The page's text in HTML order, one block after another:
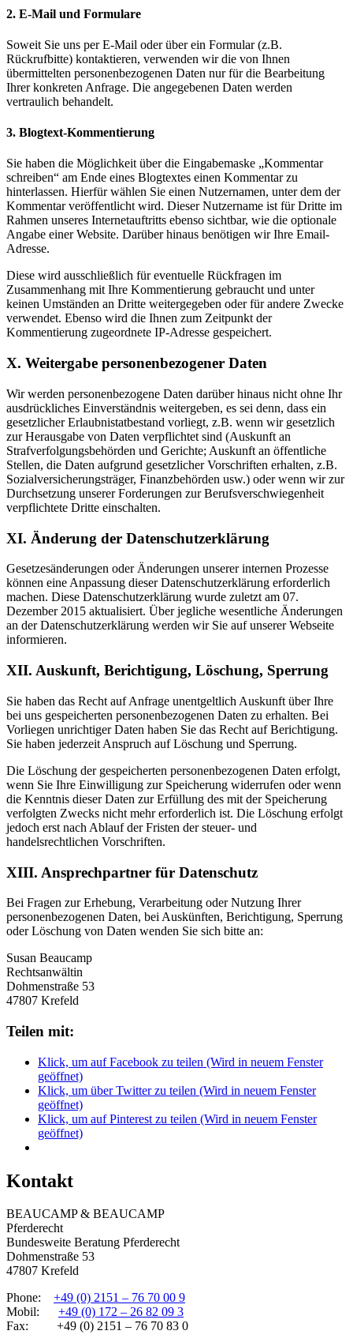
2. E-Mail und Formulare
Soweit Sie uns per E-Mail oder über ein Formular (z.B.
Rückrufbitte) kontaktieren, verwenden wir die von Ihnen
übermittelten personenbezogenen Daten nur für die Bearbeitung
Ihrer konkreten Anfrage. Die angegebenen Daten werden
vertraulich behandelt.
3. Blogtext-Kommentierung
Sie haben die Möglichkeit über die Eingabemaske „Kommentar
schreiben“ am Ende eines Blogtextes einen Kommentar zu
hinterlassen. Hierfür wählen Sie einen Nutzernamen, unter dem der
Kommentar veröffentlicht wird. Dieser Nutzername ist für Dritte im
Rahmen unseres Internetauftritts ebenso sichtbar, wie die optionale
Angabe einer Website. Darüber hinaus benötigen wir Ihre Email-
Adresse.
Diese wird ausschließlich für eventuelle Rückfragen im
Zusammenhang mit Ihre Kommentierung gebraucht und unter
keinen Umständen an Dritte weitergegeben oder für andere Zwecke
verwendet. Ebenso wird die Ihnen zum Zeitpunkt der
Kommentierung zugeordnete IP-Adresse gespeichert.
X. Weitergabe personenbezogener Daten
Wir werden personenbezogene Daten darüber hinaus nicht ohne Ihr
ausdrückliches Einverständnis weitergeben, es sei denn, dass ein
gesetzlicher Erlaubnistatbestand vorliegt, z.B. wenn wir gesetzlich
zur Herausgabe von Daten verpflichtet sind (Auskunft an
Strafverfolgungsbehörden und Gerichte; Auskunft an öffentliche
Stellen, die Daten aufgrund gesetzlicher Vorschriften erhalten, z.B.
Sozialversicherungsträger, Finanzbehörden usw.) oder wenn wir zur
Durchsetzung unserer Forderungen zur Berufsverschwiegenheit
verpflichtete Dritte einschalten.
XI. Änderung der Datenschutzerklärung
Gesetzesänderungen oder Änderungen unserer internen Prozesse
können eine Anpassung dieser Datenschutzerklärung erforderlich
machen. Diese Datenschutzerklärung wurde zuletzt am 07.
Dezember 2015 aktualisiert. Über jegliche wesentliche Änderungen
an der Datenschutzerklärung werden wir Sie auf unserer Webseite
informieren.
XII. Auskunft, Berichtigung, Löschung, Sperrung
Sie haben das Recht auf Anfrage unentgeltlich Auskunft über Ihre
bei uns gespeicherten personenbezogenen Daten zu erhalten. Bei
Vorliegen unrichtiger Daten haben Sie das Recht auf Berichtigung.
Sie haben jederzeit Anspruch auf Löschung und Sperrung.
Die Löschung der gespeicherten personenbezogenen Daten erfolgt,
wenn Sie Ihre Einwilligung zur Speicherung widerrufen oder wenn
die Kenntnis dieser Daten zur Erfüllung des mit der Speicherung
verfolgten Zwecks nicht mehr erforderlich ist. Die Löschung erfolgt
jedoch erst nach Ablauf der Fristen der steuer- und
handelsrechtlichen Vorschriften.
XIII. Ansprechpartner für Datenschutz
Bei Fragen zur Erhebung, Verarbeitung oder Nutzung Ihrer
personenbezogenen Daten, bei Auskünften, Berichtigung, Sperrung
oder Löschung von Daten wenden Sie sich bitte an:
Susan Beaucamp
Rechtsanwältin
Dohmenstraße 53
47807 Krefeld
Teilen mit:
Klick, um auf Facebook zu teilen (Wird in neuem Fenster
geöffnet)
Klick, um über Twitter zu teilen (Wird in neuem Fenster
geöffnet)
Klick, um auf Pinterest zu teilen (Wird in neuem Fenster
geöffnet)
Kontakt
BEAUCAMP & BEAUCAMP
Pferderecht
Bundesweite Beratung Pferderecht
Dohmenstraße 53
47807 Krefeld
Phone: +49 (0) 2151 – 76 70 00 9
Mobil: +49 (0) 172 – 26 82 09 3
Fax: +49 (0) 2151 – 76 70 83 0